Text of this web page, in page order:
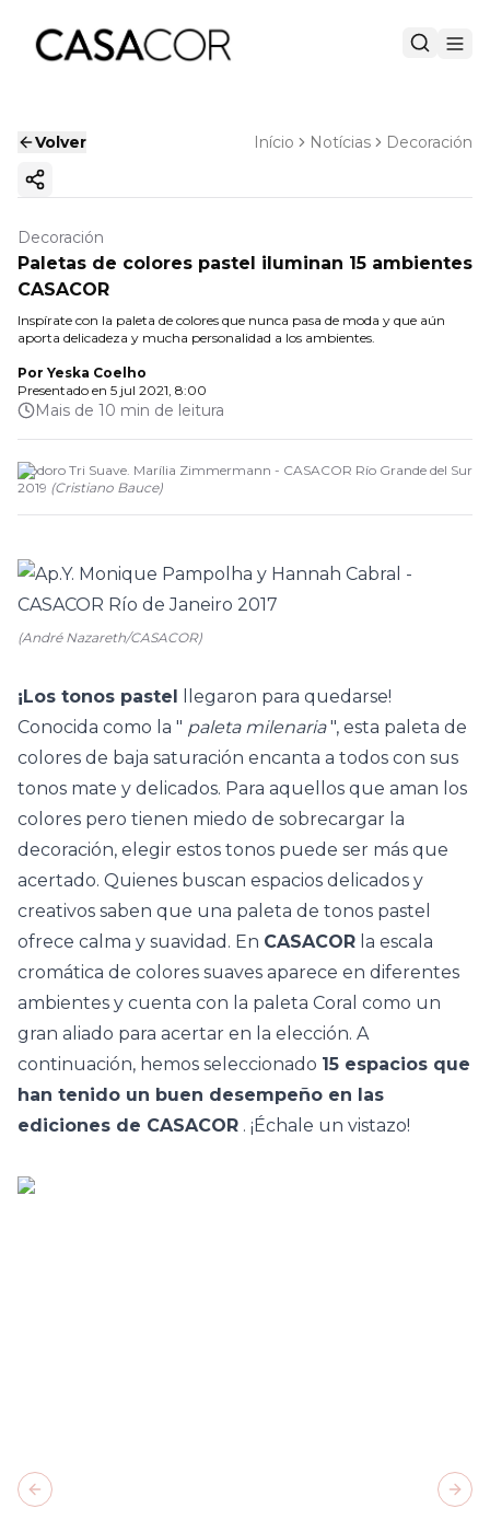
Volver Início Notícias Decoración
Copiar enlace
Decoración
Paletas de colores pastel iluminan 15 ambientes
CASACOR
Inspírate con la paleta de colores que nunca pasa de moda y que aún
aporta delicadeza y mucha personalidad a los ambientes.
Por Yeska Coelho
Presentado en 5 jul 2021, 8:00
Mais de 10 min de leitura
Inodoro Tri Suave. Marília Zimmermann - CASACOR Río Grande del Sur
2019 (Cristiano Bauce)
(André Nazareth/CASACOR)
¡Los tonos pastel llegaron para quedarse!
Conocida como la " paleta milenaria", esta paleta de
colores de baja saturación encanta a todos con sus
tonos mate y delicados. Para aquellos que aman los
colores pero tienen miedo de sobrecargar la
decoración, elegir estos tonos puede ser más que
acertado. Quienes buscan espacios delicados y
creativos saben que una paleta de tonos pastel
ofrece calma y suavidad. En CASACOR la escala
cromática de colores suaves aparece en diferentes
ambientes y cuenta con la paleta Coral como un
gran aliado para acertar en la elección. A
continuación, hemos seleccionado 15 espacios que
han tenido un buen desempeño en las
ediciones de CASACOR . ¡Échale un vistazo!
Previous slide